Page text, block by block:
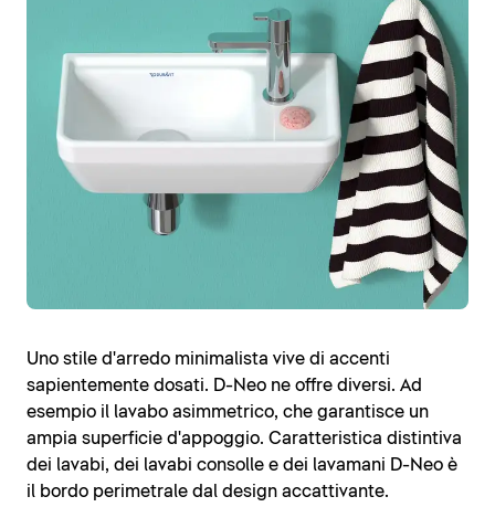
Uno stile d'arredo minimalista vive di accenti
sapientemente dosati. D-Neo ne offre diversi. Ad
esempio il lavabo asimmetrico, che garantisce un
ampia superficie d'appoggio. Caratteristica distintiva
dei lavabi, dei lavabi consolle e dei lavamani D-Neo è
il bordo perimetrale dal design accattivante.